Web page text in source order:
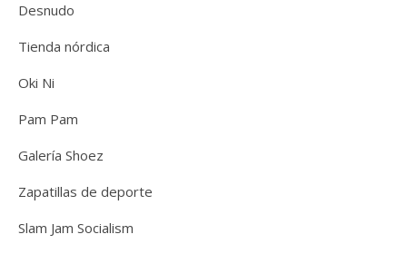
Desnudo
Tienda nórdica
Oki Ni
Pam Pam
Galería Shoez
Zapatillas de deporte
Slam Jam Socialism